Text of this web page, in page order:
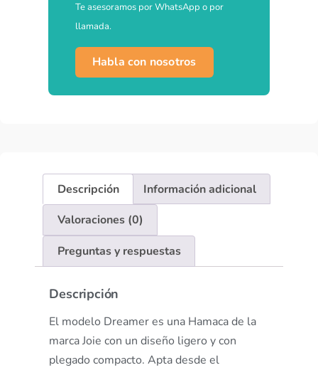
Te asesoramos por WhatsApp o por
llamada.
Habla con nosotros
Descripción
Información adicional
Valoraciones (0)
Preguntas y respuestas
Descripción
El modelo Dreamer es una Hamaca de la
marca Joie con un diseño ligero y con
plegado compacto. Apta desde el